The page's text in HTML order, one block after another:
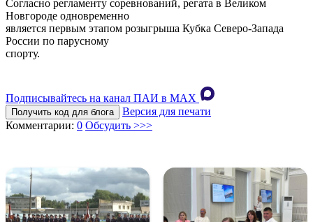
Согласно регламенту соревнований, регата в Великом
Новгороде одновременно
является первым этапом розыгрыша Кубка Северо-Запада
России по парусному
спорту.
Подписывайтесь на канал ПАИ в MAХ
Получить код для блога
Версия для печати
Комментарии: 0 Обсудить >>>